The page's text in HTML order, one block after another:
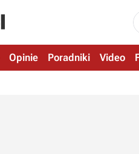
Opinie Poradniki Video